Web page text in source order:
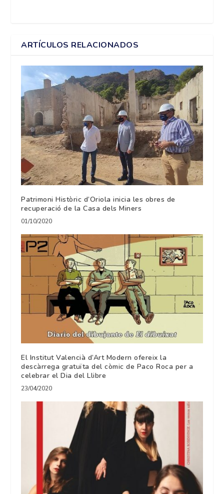
ARTÍCULOS RELACIONADOS
Patrimoni Històric d’Oriola inicia les obres de
recuperació de la Casa dels Miners
01/10/2020
El Institut Valencià d’Art Modern ofereix la
descàrrega gratuïta del còmic de Paco Roca per a
celebrar el Dia del Llibre
23/04/2020